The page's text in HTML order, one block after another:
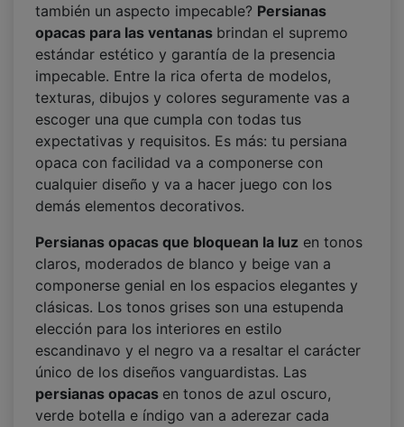
también un aspecto impecable? Persianas
opacas para las ventanas brindan el supremo
estándar estético y garantía de la presencia
impecable. Entre la rica oferta de modelos,
texturas, dibujos y colores seguramente vas a
escoger una que cumpla con todas tus
expectativas y requisitos. Es más: tu persiana
opaca con facilidad va a componerse con
cualquier diseño y va a hacer juego con los
demás elementos decorativos.
Persianas opacas que bloquean la luz en tonos
claros, moderados de blanco y beige van a
componerse genial en los espacios elegantes y
clásicas. Los tonos grises son una estupenda
elección para los interiores en estilo
escandinavo y el negro va a resaltar el carácter
único de los diseños vanguardistas. Las
persianas opacas en tonos de azul oscuro,
verde botella e índigo van a aderezar cada